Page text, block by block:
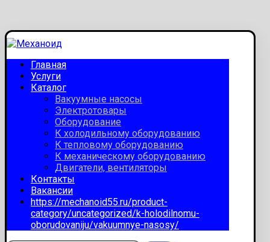
Главная
Услуги
Каталог
Вакуумные насосы
Электротовары
Оборудование
К холодильному оборудованию
К тепловому оборудованию
К механическому оборудованию
Двигатели, вентиляторы
Контакты
Вакансии
https://mechanoid55.ru/product-
category/uncategorized/k-holodilnomu-
oborudovaniju/vakuumnye-nasosy/